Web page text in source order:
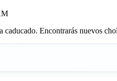
caducado. Encontrarás nuevos